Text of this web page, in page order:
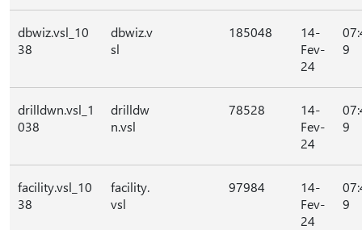
dbwiz.vsl_10
38
dbwiz.v
sl
185048
14-
Fev-
24
9
drilldwn.vsl_1
038
drilldw
n.vsl
78528
14-
Fev-
24
9
facility.vsl_10
38
facility.
vsl
97984
14-
Fev-
24
9